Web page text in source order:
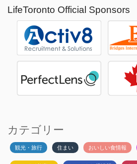
LifeToronto Official Sponsors
カテゴリー
観光・旅行 住まい おいしい食情報